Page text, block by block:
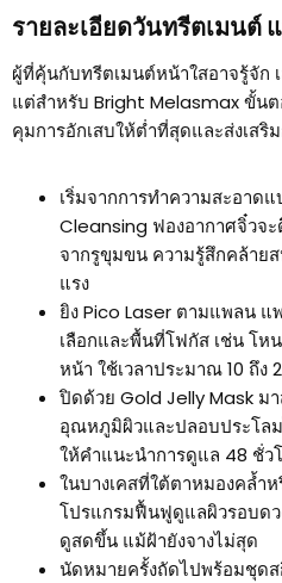
รายละเอียดวันทรีตเมนต์
ผู้ที่คุ้นกับทรีตเมนต์หน้าใสอาจรู้จัก
แต่สำหรับ Bright Melasmax ขั้นต
คุมการอักเสบให้ต่ำที่สุดและส่งเส
เริ่มจากการทำความสะอาด
Cleansing ฟองอากาศจิ๋วจ
จากรูขุมขน ความรู้สึกคล้าย
แรง
ยิง Pico Laser ตามแพลน
เลือกและพื้นที่โฟกัส เช่น โห
หน้า ใช้เวลาประมาณ 10 ถึง
ปิดด้วย Gold Jelly Mask ม
อุณหภูมิผิวและปลอบประโล
ให้คำแนะนำการดูแล 48 ชั่ว
ในบางเคสที่ใต้ตาหมองคล้ำ
โปรแกรมฟื้นฟูดูแลผิวรอบด
ดูสดขึ้น แม้ฝ้ายังจางไม่สุด
นัดหมายครั้งถัดไปพร้อมชุด